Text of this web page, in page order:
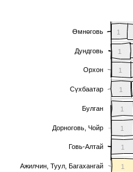
1
1
1
1
1
1
1
1
Өмнөговь
Дундговь
Орхон
Сүхбаатар
Булган
Дорноговь, Чойр
Говь-Алтай
Ажилчин, Туул, Багахангай